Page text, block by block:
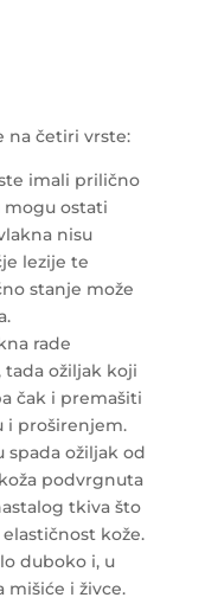
na četiri vrste:
imali prilično
mogu ostati
nisu
lezije te
stanje može
rade
ožiljak koji
čak i premašiti
i proširenjem.
spada ožiljak od
podvrgnuta
tkiva što
kože.
duboko i, u
mišiće i živce.